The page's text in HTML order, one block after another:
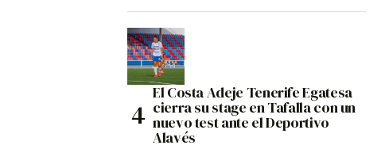
El Costa Adeje Tenerife Egatesa
cierra su stage en Tafalla con un
nuevo test ante el Deportivo
Alavés